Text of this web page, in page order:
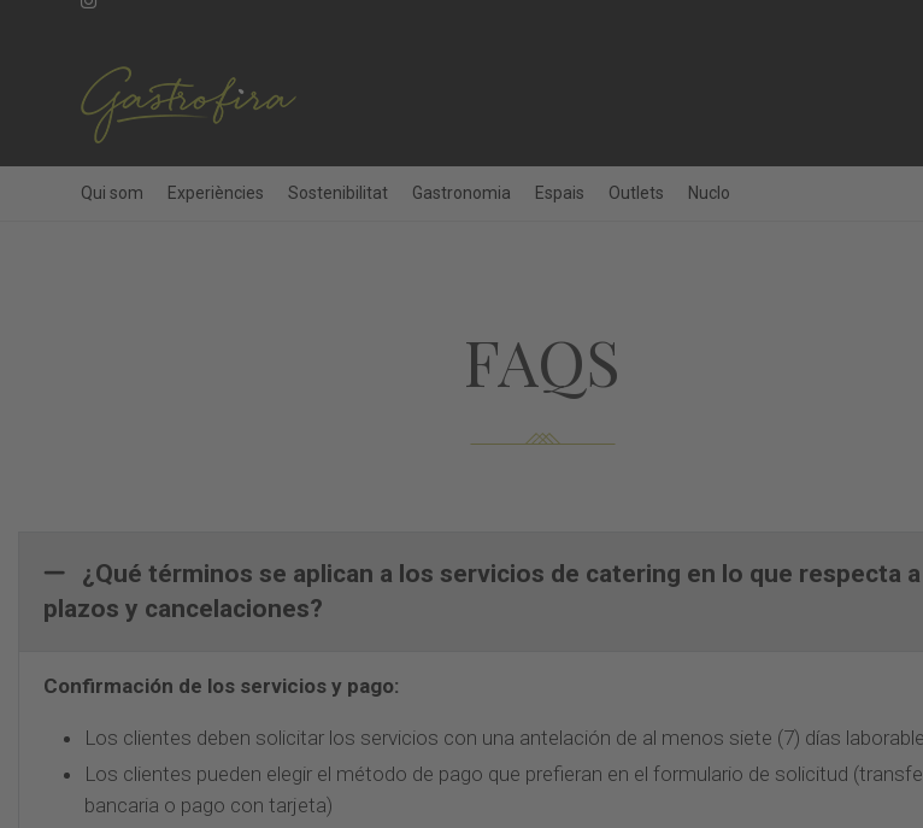
Qui som Experiències Sostenibilitat Gastronomia Espais Outlets Nuclo
FAQS
¿Qué términos se aplican a los servicios de catering en lo que respecta
plazos y cancelaciones?
Confirmación de los servicios y pago:
Los clientes deben solicitar los servicios con una antelación de al menos siete (7) días
Los clientes pueden elegir el método de pago que prefieran en el formulario de solicitud
bancaria o pago con tarjeta)